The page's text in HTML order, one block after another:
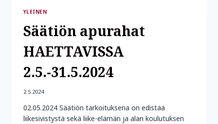
YLEINEN
Säätiön apurahat
HAETTAVISSA
2.5.-31.5.2024
2.5.2024
02.05.2024 Säätiön tarkoituksena on edistää
liikesivistystä sekä liike-elämän ja alan koulutuksen